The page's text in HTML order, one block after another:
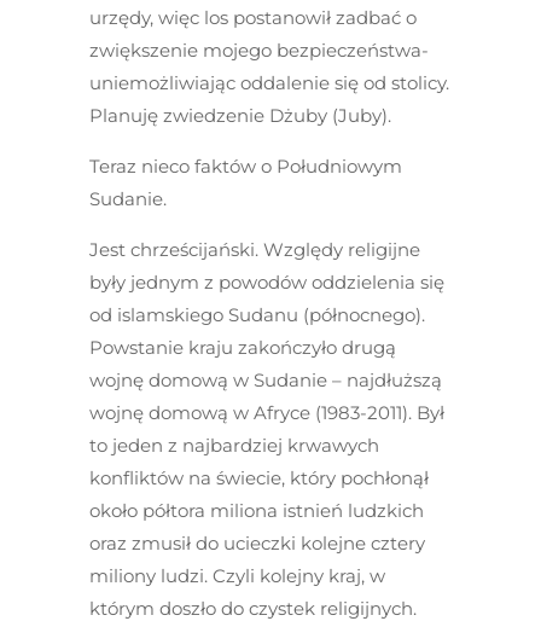
urzędy, więc los postanowił zadbać o
zwiększenie mojego bezpieczeństwa-
uniemożliwiając oddalenie się od stolicy.
Planuję zwiedzenie Dżuby (Juby).
Teraz nieco faktów o Południowym
Sudanie.
Jest chrześcijański. Względy religijne
były jednym z powodów oddzielenia się
od islamskiego Sudanu (północnego).
Powstanie kraju zakończyło drugą
wojnę domową w Sudanie – najdłuższą
wojnę domową w Afryce (1983-2011). Był
to jeden z najbardziej krwawych
konfliktów na świecie, który pochłonął
około półtora miliona istnień ludzkich
oraz zmusił do ucieczki kolejne cztery
miliony ludzi. Czyli kolejny kraj, w
którym doszło do czystek religijnych.